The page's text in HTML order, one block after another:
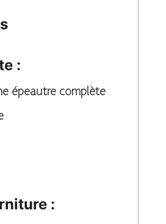
:
épeautre complète
: